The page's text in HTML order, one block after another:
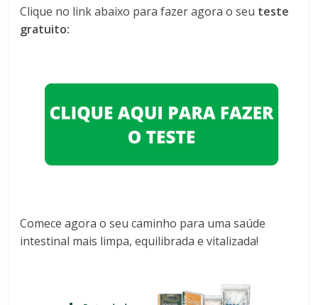
Clique no link abaixo para fazer agora o seu teste
gratuito:
Comece agora o seu caminho para uma saúde
intestinal mais limpa, equilibrada e vitalizada!